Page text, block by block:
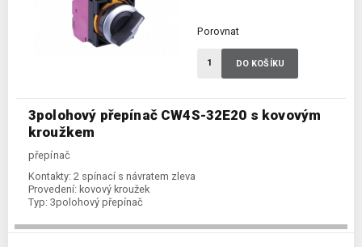
3polohový přepínač CW4S-32E20 s kovovým
kroužkem
přepínač
Kontakty: 2 spínací s návratem zleva
Provedení: kovový kroužek
Typ: 3polohový přepínač
Porovnat
DO KOŠÍKU